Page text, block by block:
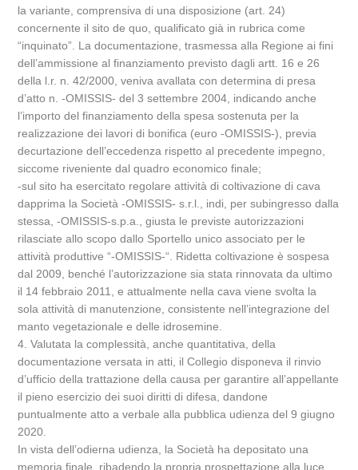
la variante, comprensiva di una disposizione (art. 24)
concernente il sito de quo, qualificato già in rubrica come
“inquinato”. La documentazione, trasmessa alla Regione ai fini
dell’ammissione al finanziamento previsto dagli artt. 16 e 26
della l.r. n. 42/2000, veniva avallata con determina di presa
d’atto n. -OMISSIS- del 3 settembre 2004, indicando anche
l’importo del finanziamento della spesa sostenuta per la
realizzazione dei lavori di bonifica (euro -OMISSIS-), previa
decurtazione dell’eccedenza rispetto al precedente impegno,
siccome riveniente dal quadro economico finale;
-sul sito ha esercitato regolare attività di coltivazione di cava
dapprima la Società -OMISSIS- s.r.l., indi, per subingresso dalla
stessa, -OMISSIS-s.p.a., giusta le previste autorizzazioni
rilasciate allo scopo dallo Sportello unico associato per le
attività produttive “-OMISSIS-“. Ridetta coltivazione è sospesa
dal 2009, benché l’autorizzazione sia stata rinnovata da ultimo
il 14 febbraio 2011, e attualmente nella cava viene svolta la
sola attività di manutenzione, consistente nell’integrazione del
manto vegetazionale e delle idrosemine.
4. Valutata la complessità, anche quantitativa, della
documentazione versata in atti, il Collegio disponeva il rinvio
d’ufficio della trattazione della causa per garantire all’appellante
il pieno esercizio dei suoi diritti di difesa, dandone
puntualmente atto a verbale alla pubblica udienza del 9 giugno
2020.
In vista dell’odierna udienza, la Società ha depositato una
memoria finale, ribadendo la propria prospettazione alla luce